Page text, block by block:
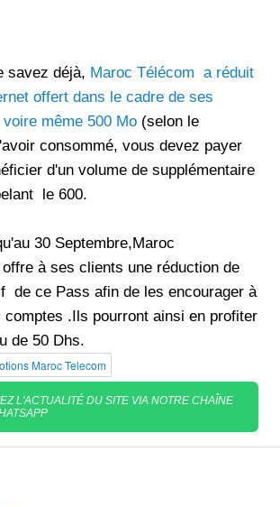
savez déjà, Maroc Télécom a réduit
offert dans le cadre de ses
même 500 Mo (selon le
consommé, vous devez payer
d'un volume de supplémentaire
le 600.
30 Septembre,Maroc
à ses clients une réduction de
de ce Pass afin de les encourager à
comptes .Ils pourront ainsi en profiter
de 50 Dhs.
Maroc Telecom
L'ACTUALITÉ DU SITE VIA NOTRE CHAÎNE